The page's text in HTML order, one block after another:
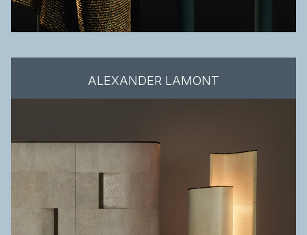
ALEXANDER LAMONT